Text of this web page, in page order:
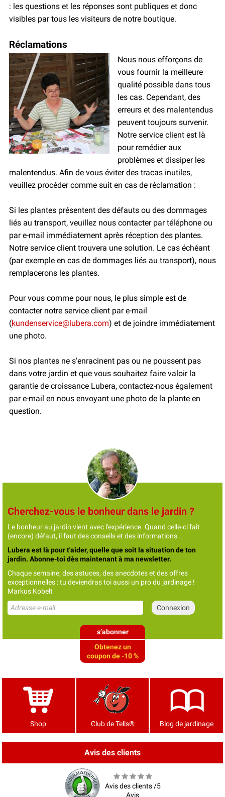
: les questions et les réponses sont publiques et donc
visibles par tous les visiteurs de notre boutique.
Réclamations
Nous nous efforçons de
vous fournir la meilleure
qualité possible dans tous
les cas. Cependant, des
erreurs et des malentendus
peuvent toujours survenir.
Notre service client est là
pour remédier aux
problèmes et dissiper les
malentendus. Afin de vous éviter des tracas inutiles,
veuillez procéder comme suit en cas de réclamation :
Si les plantes présentent des défauts ou des dommages
liés au transport, veuillez nous contacter par téléphone ou
par e-mail immédiatement après réception des plantes.
Notre service client trouvera une solution. Le cas échéant
(par exemple en cas de dommages liés au transport), nous
remplacerons les plantes.
Pour vous comme pour nous, le plus simple est de
contacter notre service client par e-mail
(kundenservice@lubera.com) et de joindre immédiatement
une photo.
Si nos plantes ne s'enracinent pas ou ne poussent pas
dans votre jardin et que vous souhaitez faire valoir la
garantie de croissance Lubera, contactez-nous également
par e-mail en nous envoyant une photo de la plante en
question.
Cherchez-vous le bonheur dans le jardin ?
Le bonheur au jardin vient avec l'expérience. Quand celle-ci fait
(encore) défaut, il faut des conseils et des informations...
Lubera est là pour t'aider, quelle que soit la situation de ton
jardin. Abonne-toi dès maintenant à ma newsletter.
Chaque semaine, des astuces, des anecdotes et des offres
exceptionnelles : tu deviendras toi aussi un pro du jardinage !
Markus Kobelt
s’abonner
Obtenez un
coupon de -10 %
Shop Club de Tells® Blog de jardinage
Avis des clients
Avis des clients /5
Avis